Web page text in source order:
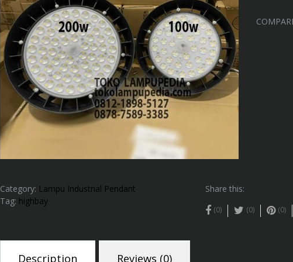
Category: Lampu Industrial Pendant
Tag: highbay
Share this:
(0) (0) (0)
Description Reviews (0)